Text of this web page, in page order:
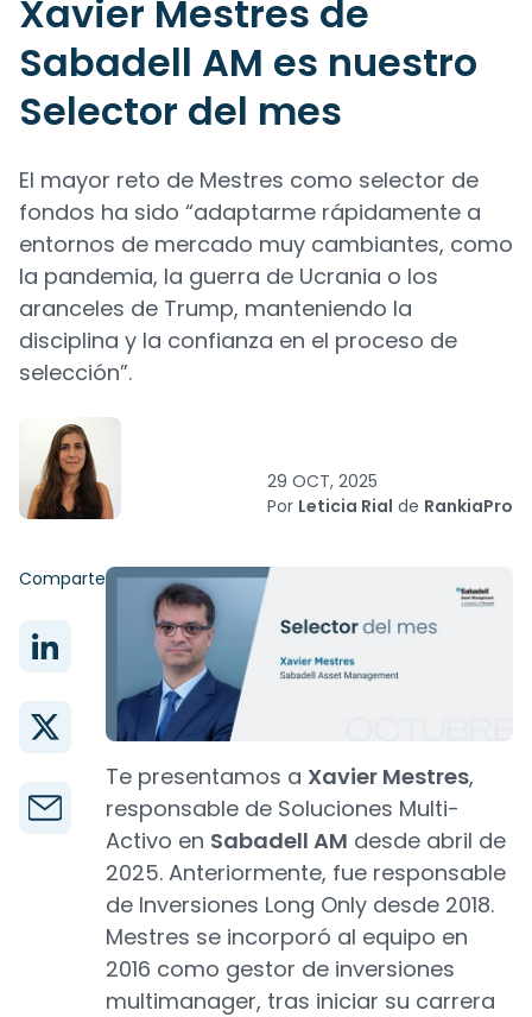
Xavier Mestres de
Sabadell AM es nuestro
Selector del mes
El mayor reto de Mestres como selector de
fondos ha sido “adaptarme rápidamente a
entornos de mercado muy cambiantes, como
la pandemia, la guerra de Ucrania o los
aranceles de Trump, manteniendo la
disciplina y la confianza en el proceso de
selección”.
29 OCT, 2025
Por Leticia Rial de RankiaPro
Comparte
Te presentamos a Xavier Mestres,
responsable de Soluciones Multi-
Activo en Sabadell AM desde abril de
2025. Anteriormente, fue responsable
de Inversiones Long Only desde 2018.
Mestres se incorporó al equipo en
2016 como gestor de inversiones
multimanager, tras iniciar su carrera